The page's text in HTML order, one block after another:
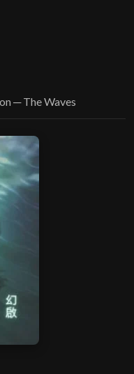
─ The Waves